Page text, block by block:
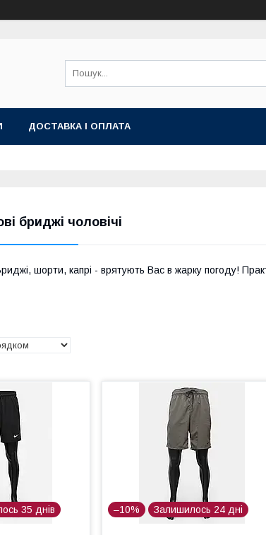
ДОСТАВКА І ОПЛАТА
бриджі чоловічі
шорти, капрі - врятують Вас в жарку погоду!
35 днів –10% Залишилось 24 дні